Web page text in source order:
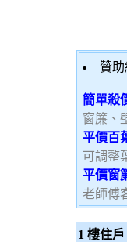
贊
簡單殺
窗簾、
平價百
可調整
平價窗
老師傅
1 樓住戶